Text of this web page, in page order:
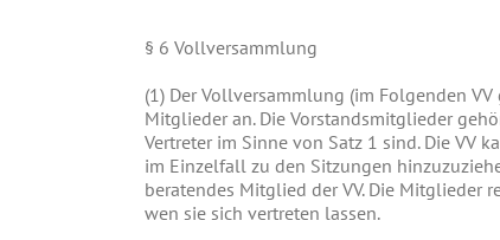
§ 6 Vollversammlung
(1) Der Vollversammlung (im Folgenden
Mitglieder an. Die Vorstandsmitglieder
Vertreter im Sinne von Satz 1 sind. Die VV
im Einzelfall zu den Sitzungen
beratendes Mitglied der VV. Die Mitglieder
wen sie sich vertreten lassen.